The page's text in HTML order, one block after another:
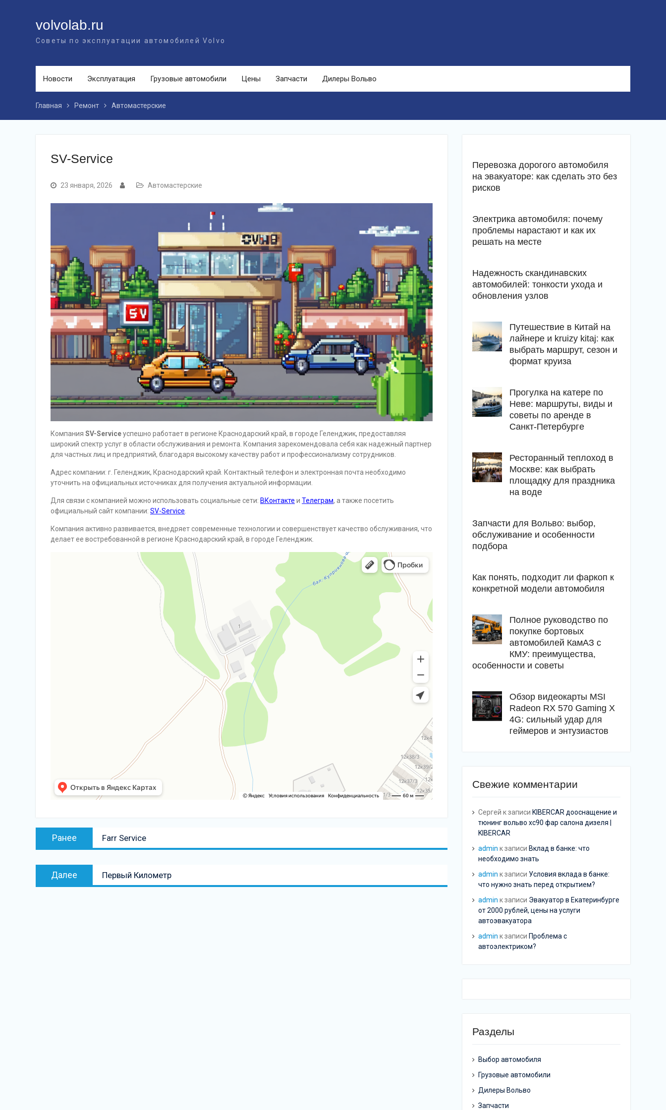
volvolab.ru
Советы по эксплуатации автомобилей Volvo
Новости Эксплуатация Грузовые автомобили Цены Запчасти Дилеры Вольво
Главная Ремонт Автомастерские
SV-Service
23 января, 2026 Автомастерские
Компания SV-Serviceуспешно работает в регионе Краснодарский край, в городе Геленджик, предоставляя
широкий спектр услуг в области обслуживания и ремонта. Компания зарекомендовала себя как надежный партнер
для частных лиц и предприятий, благодаря высокому качеству работ и профессионализму сотрудников.
Адрес компании: г. Геленджик, Краснодарский край. Контактный телефон и электронная почта необходимо
уточнить на официальных источниках для получения актуальной информации.
Для связи с компанией можно использовать социальные сети: ВКонтакте и Телеграм, а также посетить
официальный сайт компании: SV-Service.
Компания активно развивается, внедряет современные технологии и совершенствует качество обслуживания, что
делает ее востребованной в регионе Краснодарский край, в городе Геленджик.
Навигация
Ранее
Предыдущая
Farr Service
Далее
Следующая
запись
Первый Километр
Перевозка дорогого автомобиля
на эвакуаторе: как сделать это без
рисков
Электрика автомобиля: почему
проблемы нарастают и как их
решать на месте
Надежность скандинавских
автомобилей: тонкости ухода и
обновления узлов
Путешествие в Китай на
лайнере и kruizy kitaj: как
выбрать маршрут, сезон и
формат круиза
Прогулка на катере по
Неве: маршруты, виды и
советы по аренде в
Санкт-Петербурге
Ресторанный теплоход в
Москве: как выбрать
площадку для праздника
на воде
Запчасти для Вольво: выбор,
обслуживание и особенности
подбора
Как понять, подходит ли фаркоп к
конкретной модели автомобиля
Полное руководство по
покупке бортовых
автомобилей КамАЗ с
КМУ: преимущества,
особенности и советы
Обзор видеокарты MSI
Radeon RX 570 Gaming X
4G: сильный удар для
геймеров и энтузиастов
Свежие комментарии
Сергей к записи KIBERCAR дооснащение и
тюнинг вольво хс90 фар салона дизеля |
KIBERCAR
admin к записи Вклад в банке: что
необходимо знать
admin к записи Условия вклада в банке:
что нужно знать перед открытием?
admin к записи Эвакуатор в Екатеринбурге
от 2000 рублей, цены на услуги
автоэвакуатора
admin к записи Проблема с
автоэлектриком?
Разделы
Выбор автомобиля
Грузовые автомобили
Дилеры Вольво
Запчасти